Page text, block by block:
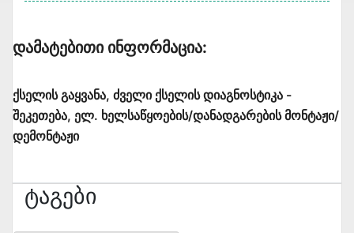
Დამატებითი Ინფორმაცია:
ქსელის გაყვანა, ძველი ქსელის დიაგნოსტიკა -
შეკეთება, ელ. ხელსაწყოების/დანადგარების მონტაჟი/
დემონტაჟი
Ტაგები